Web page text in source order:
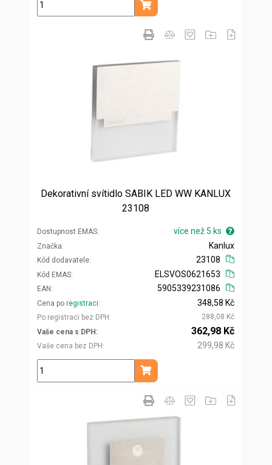
ks
Přidat do košíku
Dekorativní svítidlo SABIK LED WW KANLUX
23108
Dostupnost EMAS více než 5 ks
Značka
Kód dodavatele
Kanlux
23108
Kód EMAS
EAN
ELSVOS0621653
5905339231086
Cena po registraci
Po registraci bez DPH
348,58 Kč
288,08 Kč
Vaše cena s DPH
Vaše cena bez DPH
362,98 Kč
299,98 Kč
ks
Přidat do košíku